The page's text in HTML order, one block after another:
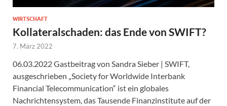
WIRTSCHAFT
Kollateralschaden: das Ende von SWIFT?
7. März 2022
06.03.2022 Gastbeitrag von Sandra Sieber | SWIFT,
ausgeschrieben „Society for Worldwide Interbank
Financial Telecommunication“ ist ein globales
Nachrichtensystem, das Tausende Finanzinstitute auf der